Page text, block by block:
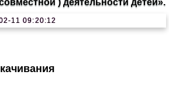
) деятельности детей».
11 09:20:12